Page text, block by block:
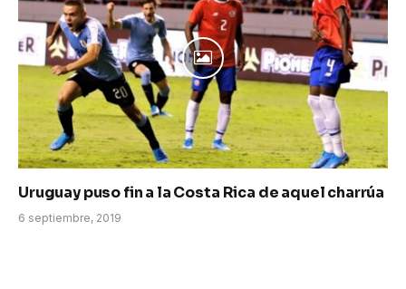
Uruguay puso fin a la Costa Rica de aquel charrúa
6 septiembre, 2019